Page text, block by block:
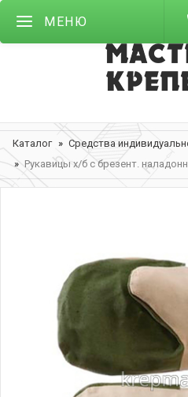
МЕНЮ
Каталог Средства
Рукавицы х/б с брезент.